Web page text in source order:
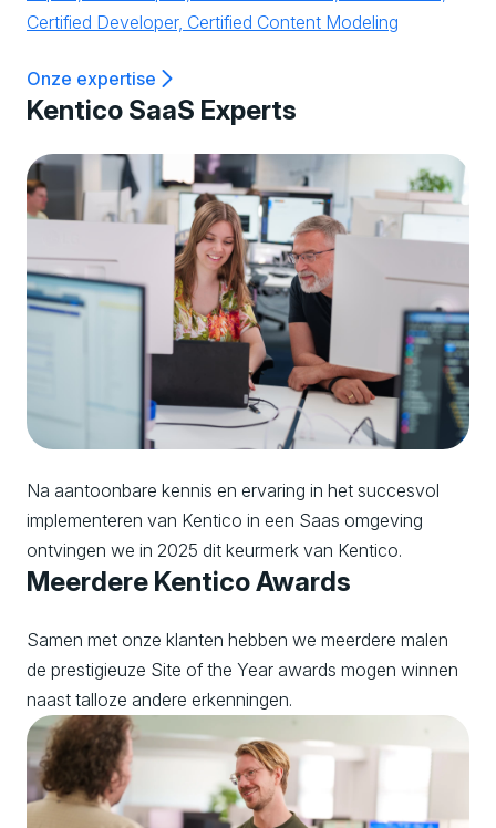
Onze expertise
Kentico SaaS Experts
Na aantoonbare kennis en ervaring in het succesvol
implementeren van Kentico in een Saas omgeving
ontvingen we in 2025 dit keurmerk van Kentico.
Meerdere Kentico Awards
Samen met onze klanten hebben we meerdere malen
de prestigieuze Site of the Year awards mogen winnen
naast talloze andere erkenningen.